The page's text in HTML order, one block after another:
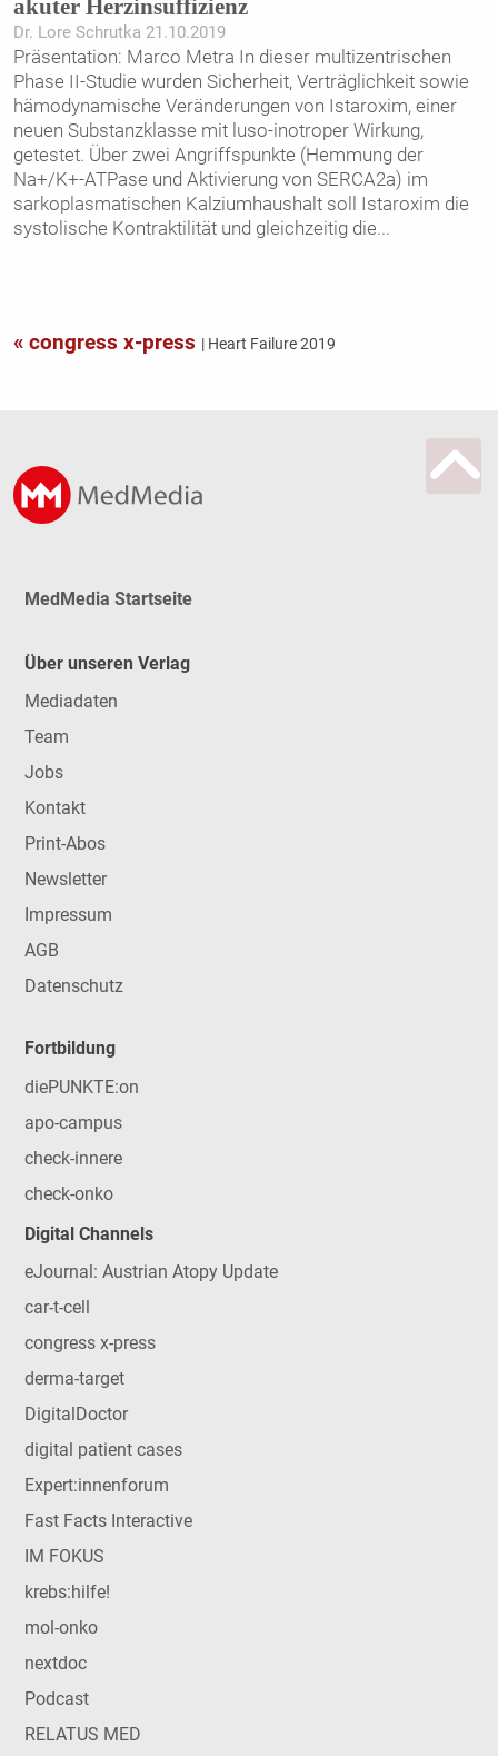
akuter Herzinsuffizienz
Dr. Lore Schrutka 21.10.2019
Präsentation: Marco Metra In dieser multizentrischen
Phase II-Studie wurden Sicherheit, Verträglichkeit sowie
hämodynamische Veränderungen von Istaroxim, einer
neuen Substanzklasse mit luso-inotroper Wirkung,
getestet. Über zwei Angriffspunkte (Hemmung der
Na+/K+-ATPase und Aktivierung von SERCA2a) im
sarkoplasmatischen Kalziumhaushalt soll Istaroxim die
systolische Kontraktilität und gleichzeitig die...
« congress x-press | Heart Failure 2019
MedMedia Startseite
Über unseren Verlag
Mediadaten
Team
Jobs
Kontakt
Print-Abos
Newsletter
Impressum
AGB
Datenschutz
Fortbildung
diePUNKTE:on
apo-campus
check-innere
check-onko
Digital Channels
eJournal: Austrian Atopy Update
car-t-cell
congress x-press
derma-target
DigitalDoctor
digital patient cases
Expert:innenforum
Fast Facts Interactive
IM FOKUS
krebs:hilfe!
mol-onko
nextdoc
Podcast
RELATUS MED